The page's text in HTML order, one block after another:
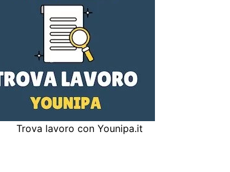
Trova lavoro con Younipa.it